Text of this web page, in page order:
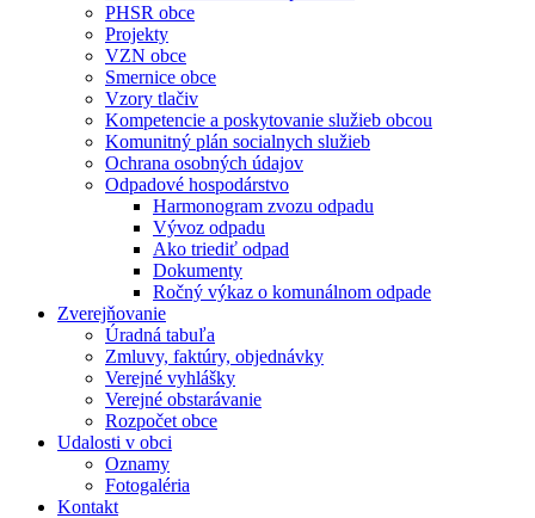
PHSR obce
Projekty
VZN obce
Smernice obce
Vzory tlačiv
Kompetencie a poskytovanie služieb obcou
Komunitný plán socialnych služieb
Ochrana osobných údajov
Odpadové hospodárstvo
Harmonogram zvozu odpadu
Vývoz odpadu
Ako triediť odpad
Dokumenty
Ročný výkaz o komunálnom odpade
Zverejňovanie
Úradná tabuľa
Zmluvy, faktúry, objednávky
Verejné vyhlášky
Verejné obstarávanie
Rozpočet obce
Udalosti v obci
Oznamy
Fotogaléria
Kontakt